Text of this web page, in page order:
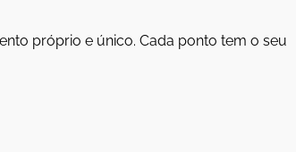
próprio e único. Cada ponto tem o seu